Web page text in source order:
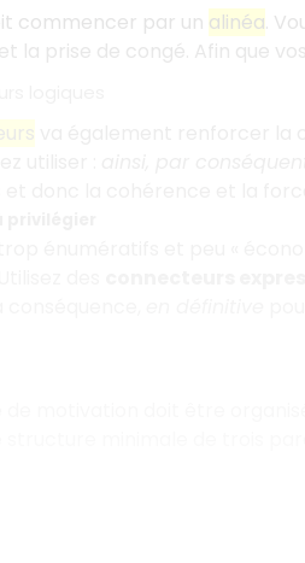
commencer par un alinéa .
la prise de congé. Afin que